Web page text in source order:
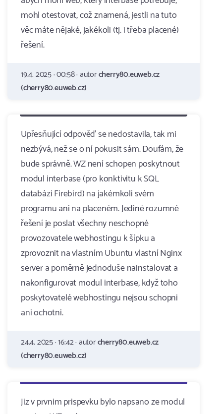
mohl otestovat, což znamená, jestli na tuto
věc máte nějaké, jakékoli (tj. i třeba placené)
řešení.
19.4. 2025 · 00:58 · autorcherry80.euweb.cz
(cherry80.euweb.cz)
Upřesňující odpověď se nedostavila, tak mi
nezbývá, než se o ní pokusit sám. Doufám, že
bude správně. WZ není schopen poskytnout
modul interbase (pro konktivitu k SQL
databázi Firebird) na jakémkoli svém
programu ani na placeném. Jediné rozumné
řešení je poslat všechny neschopné
provozovatele webhostingu k šípku a
zprovoznit na vlastním Ubuntu vlastní Nginx
server a poměrně jednoduše nainstalovat a
nakonfigurovat modul interbase, když toho
poskytovatelé webhostingu nejsou schopni
ani ochotni.
24.4. 2025 · 16:42 · autorcherry80.euweb.cz
(cherry80.euweb.cz)
Jiz v prvnim prispevku bylo napsano ze modul